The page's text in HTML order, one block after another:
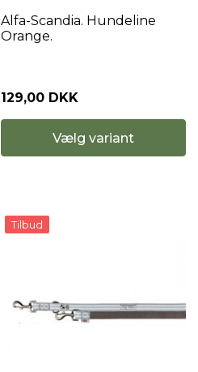
Alfa-Scandia. Hundeline
Orange.
129,00 DKK
Vælg variant
Tilbud